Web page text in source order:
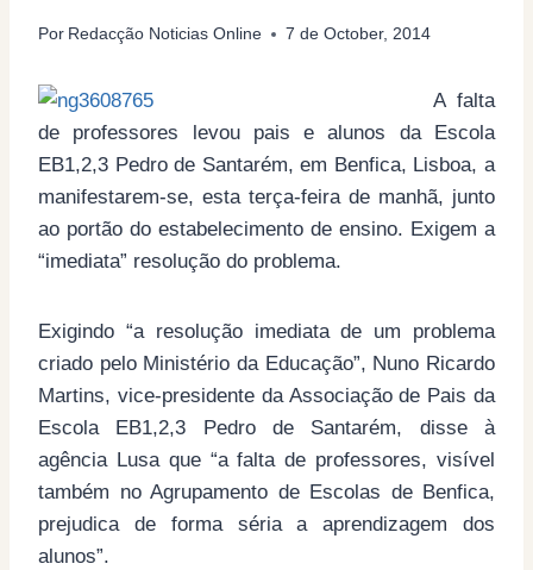
Por Redacção Noticias Online 7 de October, 2014
A falta
de professores levou pais e alunos da Escola
EB1,2,3 Pedro de Santarém, em Benfica, Lisboa, a
manifestarem-se, esta terça-feira de manhã, junto
ao portão do estabelecimento de ensino. Exigem a
“imediata” resolução do problema.
Exigindo “a resolução imediata de um problema
criado pelo Ministério da Educação”, Nuno Ricardo
Martins, vice-presidente da Associação de Pais da
Escola EB1,2,3 Pedro de Santarém, disse à
agência Lusa que “a falta de professores, visível
também no Agrupamento de Escolas de Benfica,
prejudica de forma séria a aprendizagem dos
alunos”.